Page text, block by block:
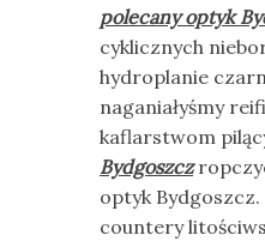
polecany optyk
cyklicznych
hydroplanie
naganiałyśmy
kaflarstwom
Bydgoszcz
optyk
countery